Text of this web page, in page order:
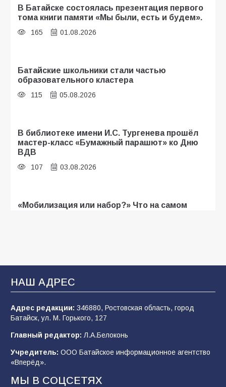
В Батайске состоялась презентация первого
тома книги памяти «Мы были, есть и будем».
165 01.08.2026
Батайские школьники стали частью
образовательного кластера
115 05.08.2026
В библиотеке имени И.С. Тургенева прошёл
мастер-класс «Бумажный парашют» ко Дню
ВДВ
107 03.08.2026
«Мобилизация или набор?» Что на самом
В Батайске продолжаются дорожные работы
102 04.08.2026
после выборов: в Госдуме дали ответ
99 06.08.2026
НАШ АДРЕС
Адрес редакции: 346880, Ростовская область, город
Батайск, ул. М. Горького, 127
Главный редактор: Л.А.Белоконь
Учредитель: ООО Батайское информационное агентство
«Вперёд».
МЫ В СОЦСЕТЯХ